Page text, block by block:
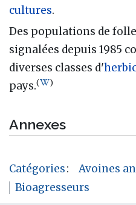
cultures.
Des populations de folle
signalées depuis 1985
diverses classes d'
pays.( )
Annexes
Catégories:
Avoines
Bioagresseurs